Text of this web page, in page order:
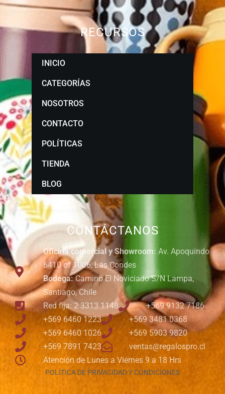
CONTÁCTANOS
Oficina comercial y Showroom: Av. Apoquindo
6410 of 1006, Las Condes
Bodega:Camino El Noviciado S/N Lampa,
Santiago, Chile
Red fija: 2 3313 1148
+569 9132 7186
+569 6460 1223
+569 3481 0368
+569 6460 1026
+569 5903 9820
+569 7891 7423
ventas@regalospro.cl
Atención de Lunes a Viernes 9 a 18 Hrs
POLÍTICA DE PRIVACIDAD Y CONDICIONES
RECURSOS
INICIO
CATEGORÍAS
NOSOTROS
CONTACTO
POLÍTICAS
TIENDA
BLOG